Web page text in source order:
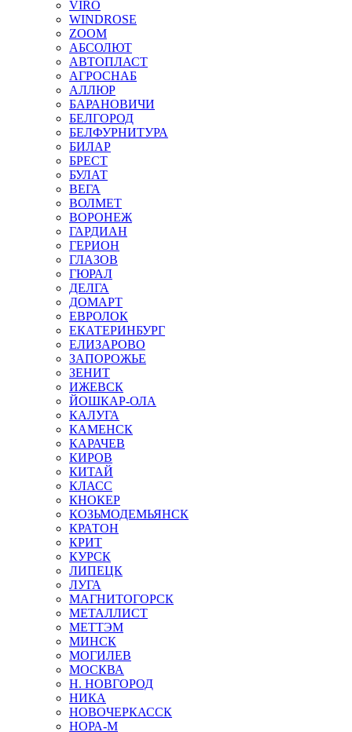
VIRO
WINDROSE
ZOOM
АБСОЛЮТ
АВТОПЛАСТ
АГРОСНАБ
АЛЛЮР
БАРАНОВИЧИ
БЕЛГОРОД
БЕЛФУРНИТУРА
БИЛАР
БРЕСТ
БУЛАТ
ВЕГА
ВОЛМЕТ
ВОРОНЕЖ
ГАРДИАН
ГЕРИОН
ГЛАЗОВ
ГЮРАЛ
ДЕЛГА
ДОМАРТ
ЕВРОЛОК
ЕКАТЕРИНБУРГ
ЕЛИЗАРОВО
ЗАПОРОЖЬЕ
ЗЕНИТ
ИЖЕВСК
ЙОШКАР-ОЛА
КАЛУГА
КАМЕНСК
КАРАЧЕВ
КИРОВ
КИТАЙ
КЛАСС
КНОКЕР
КОЗЬМОДЕМЬЯНСК
КРАТОН
КРИТ
КУРСК
ЛИПЕЦК
ЛУГА
МАГНИТОГОРСК
МЕТАЛЛИСТ
МЕТТЭМ
МИНСК
МОГИЛЕВ
МОСКВА
Н. НОВГОРОД
НИКА
НОВОЧЕРКАССК
НОРА-М